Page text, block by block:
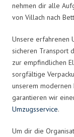
nehmen dir alle
von Villach nach
Unsere erfahrenen
sicheren Transport
zur empfindlichen
sorgfältige
unserem modernen
garantieren wir
Umzugsservice.
Um dir die